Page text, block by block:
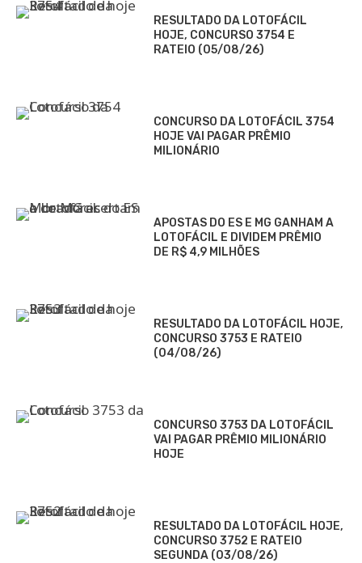
RESULTADO DA LOTOFÁCIL
HOJE, CONCURSO 3754 E
RATEIO (05/08/26)
CONCURSO DA LOTOFÁCIL 3754
HOJE VAI PAGAR PRÊMIO
MILIONÁRIO
APOSTAS DO ES E MG GANHAM A
LOTOFÁCIL E DIVIDEM PRÊMIO
DE R$ 4,9 MILHÕES
RESULTADO DA LOTOFÁCIL HOJE,
CONCURSO 3753 E RATEIO
(04/08/26)
CONCURSO 3753 DA LOTOFÁCIL
VAI PAGAR PRÊMIO MILIONÁRIO
HOJE
RESULTADO DA LOTOFÁCIL HOJE,
CONCURSO 3752 E RATEIO
SEGUNDA (03/08/26)